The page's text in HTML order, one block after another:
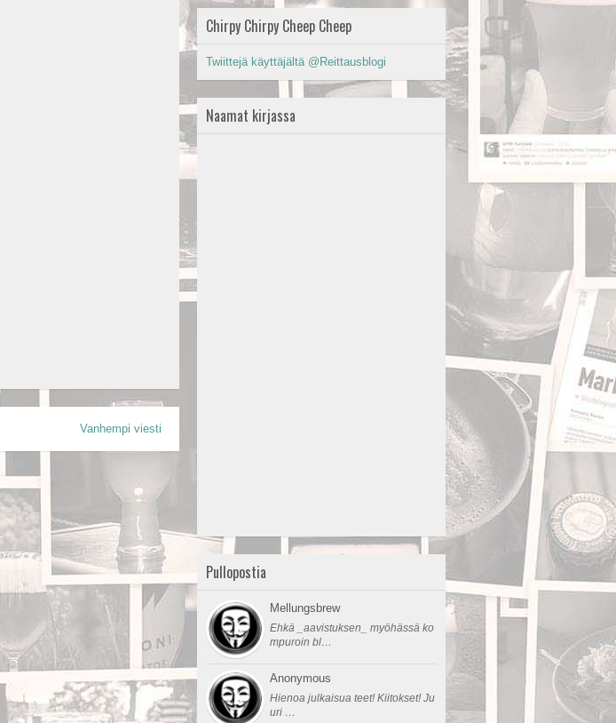
Vanhempi viesti
Chirpy Chirpy Cheep Cheep
Twiittejä käyttäjältä @Reittausblogi
Naamat kirjassa
Pullopostia
Mellungsbrew
Ehkä _aavistuksen_ myöhässä ko
mpuroin bl…
Anonymous
Hienoa julkaisua teet! Kiitokset! Ju
uri …